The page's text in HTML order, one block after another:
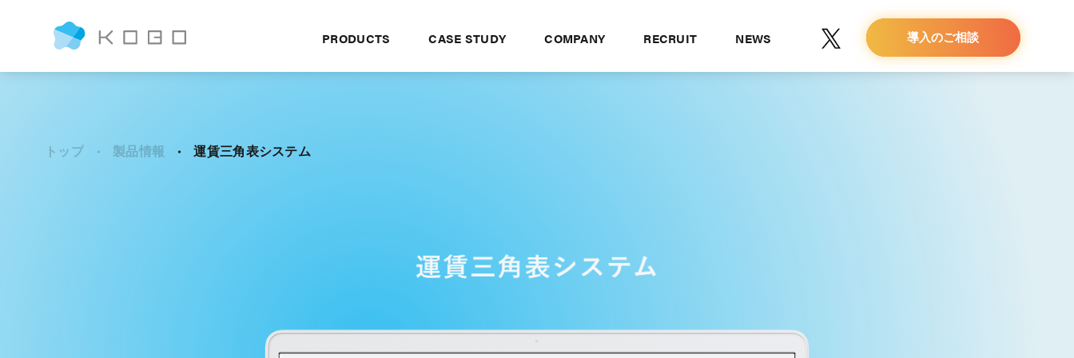
PRODUCTS CASE STUDY COMPANY RECRUIT NEWS 導入のご相談
トップ 製品情報 運賃三角表システム